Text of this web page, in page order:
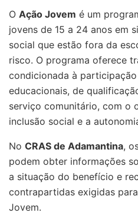
O Ação Jovem é um
jovens de 15 a 24 anos em
social que estão fora da
risco. O programa oferece
condicionada à
educacionais, de
serviço comunitário, com o
inclusão social e a
No CRAS de Adamantina,
podem obter informações
a situação do benefício e
contrapartidas exigidas
Jovem.